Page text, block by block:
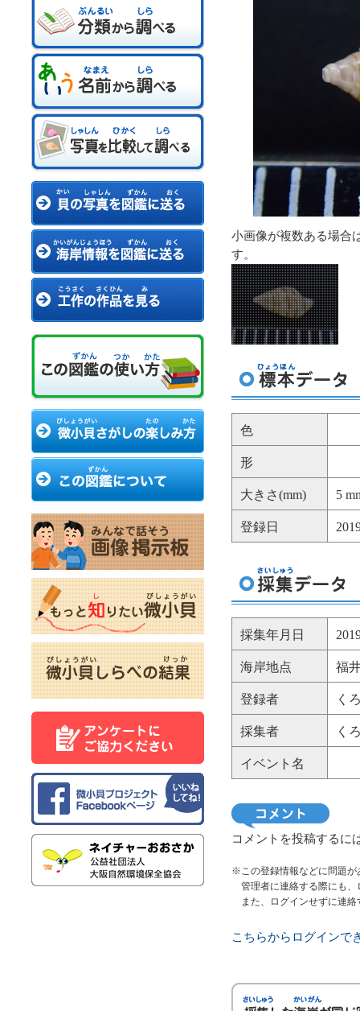
小画像が複数ある場合
す。
色
形
大きさ(mm) 5
登録日
採集年月日
海岸地点 福
登録者 く
採集者 く
イベント名
コメントを投稿するに
※この登録情報などに問題が
管理者に連絡する際にも、
また、ログインせずに連絡
こちらからログインで